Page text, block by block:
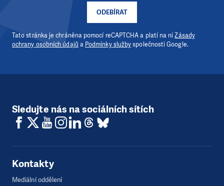
ODEBÍRAT
Tato stránka je chráněna pomocí reCAPTCHA a platí na niZásady
ochrany osobních údajů a Podmínky službyspolečnosti Google.
Sledujte nás na sociálních sítích
Kontakty
Mediální oddělení